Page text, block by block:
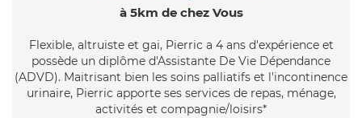
à 5km de chez Vous
Flexible, altruiste et gai, Pierric a 4 ans d'expérience et
possède un diplôme d'Assistante De Vie Dépendance
(ADVD). Maitrisant bien les soins palliatifs et l'incontinence
urinaire, Pierric apporte ses services de repas, ménage,
activités et compagnie/loisirs*